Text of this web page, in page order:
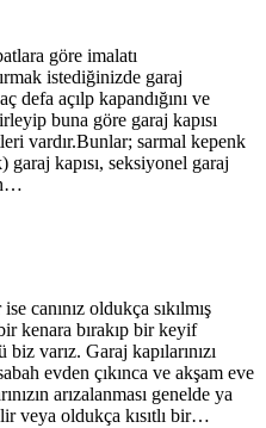
göre imalatı
istediğinizde garaj
defa açılp kapandığını ve
buna göre garaj kapısı
vardır.Bunlar; sarmal kepenk
kapısı, seksiyonel garaj
canınız oldukça sıkılmış
kenara bırakıp bir keyif
varız. Garaj kapılarınızı
evden çıkınca ve akşam eve
arızalanması genelde ya
veya oldukça kısıtlı bir…